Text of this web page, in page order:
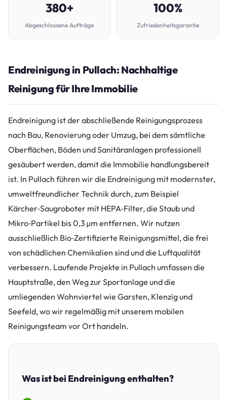
380+
Abgeschlossene Aufträge
100%
Zufriedenheitsgarantie
Endreinigung in Pullach: Nachhaltige
Reinigung für Ihre Immobilie
Endreinigung ist der abschließende Reinigungsprozess
nach Bau, Renovierung oder Umzug, bei dem sämtliche
Oberflächen, Böden und Sanitäranlagen professionell
gesäubert werden, damit die Immobilie handlungsbereit
ist. In Pullach führen wir die Endreinigung mit modernster,
umweltfreundlicher Technik durch, zum Beispiel
Kärcher‑Saugroboter mit HEPA‑Filter, die Staub und
Mikro‑Partikel bis 0,3 µm entfernen. Wir nutzen
ausschließlich Bio‑Zertifizierte Reinigungsmittel, die frei
von schädlichen Chemikalien sind und die Luftqualität
verbessern. Laufende Projekte in Pullach umfassen die
Hauptstraße, den Weg zur Sportanlage und die
umliegenden Wohnviertel wie Garsten, Klenzig und
Seefeld, wo wir regelmäßig mit unserem mobilen
Reinigungsteam vor Ort handeln.
Was ist bei Endreinigung enthalten?